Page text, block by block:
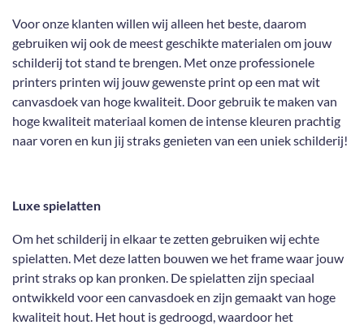
Voor onze klanten willen wij alleen het beste, daarom
gebruiken wij ook de meest geschikte materialen om jouw
schilderij tot stand te brengen. Met onze professionele
printers printen wij jouw gewenste print op een mat wit
canvasdoek van hoge kwaliteit. Door gebruik te maken van
hoge kwaliteit materiaal komen de intense kleuren prachtig
naar voren en kun jij straks genieten van een uniek schilderij!
Luxe spielatten
Om het schilderij in elkaar te zetten gebruiken wij echte
spielatten. Met deze latten bouwen we het frame waar jouw
print straks op kan pronken. De spielatten zijn speciaal
ontwikkeld voor een canvasdoek en zijn gemaakt van hoge
kwaliteit hout. Het hout is gedroogd, waardoor het